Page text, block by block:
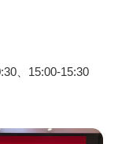
、15:00-15:30